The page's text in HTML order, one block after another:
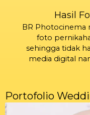
Hasil
BR Photocinema
foto
sehingga tidak
media digital
Portofolio